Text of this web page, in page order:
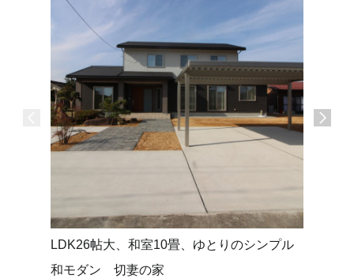
LDK26帖大、和室10畳、ゆとりのシンプル
和モダン 切妻の家